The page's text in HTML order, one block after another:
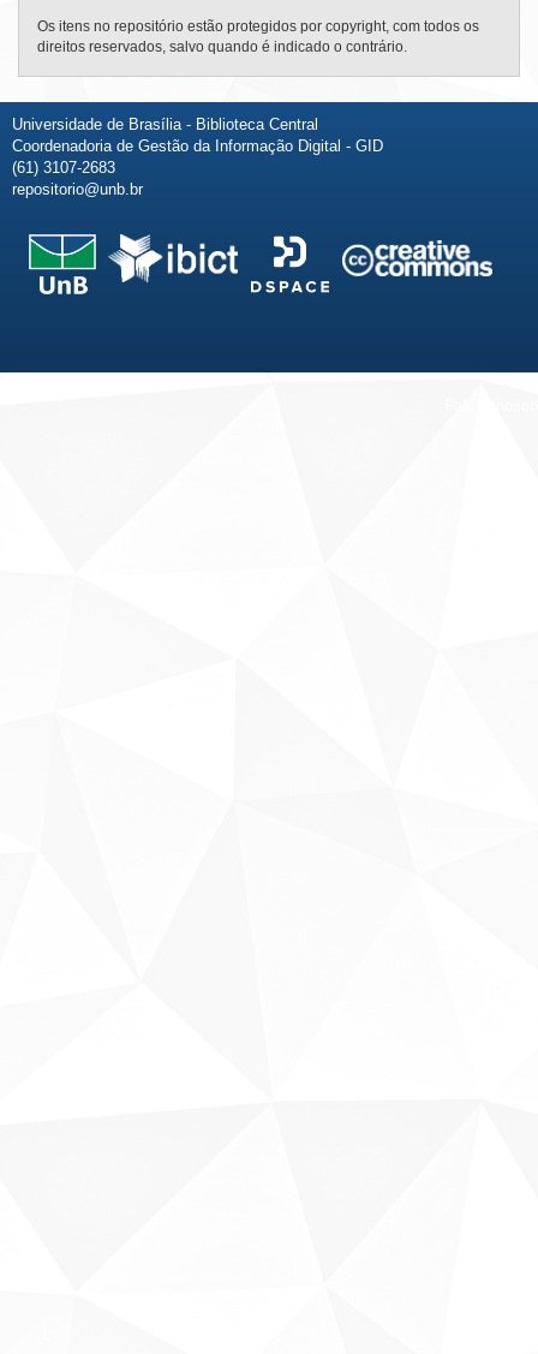
Os itens no repositório estão protegidos por copyright, com todos os
direitos reservados, salvo quando é indicado o contrário.
Universidade de Brasília - Biblioteca Central
Coordenadoria de Gestão da Informação Digital - GID
(61) 3107-2683
repositorio@unb.br